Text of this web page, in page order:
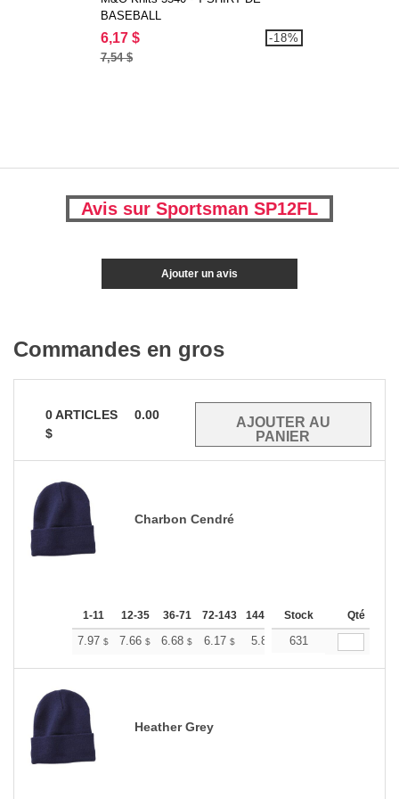
BASEBALL
6,17 $
7,54 $
-18%
Avis sur Sportsman SP12FL
Ajouter un avis
Commandes en gros
0ARTICLES
0.00
$
Charbon Cendré
1-11 12-35 36-71 72-143 144-287 288 + Plus
Stock Qté
7.97 $ 7.66 $ 6.68 $ 6.17 $ 5.86 5.76
631
Heather Grey